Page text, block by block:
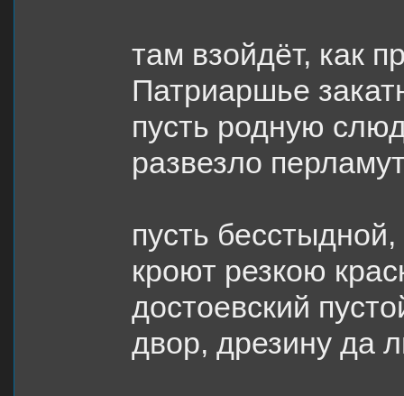
там взойдёт, как
Патриаршье
пусть родную
развезло
пусть бесстыдной,
кроют резкою
достоевский
двор, дрезину да